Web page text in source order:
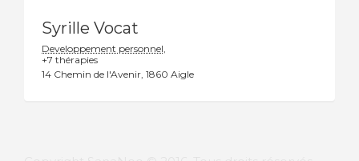
Syrille Vocat
Developpement personnel,
+7 thérapies
14 Chemin de l'Avenir 1860 Aigle